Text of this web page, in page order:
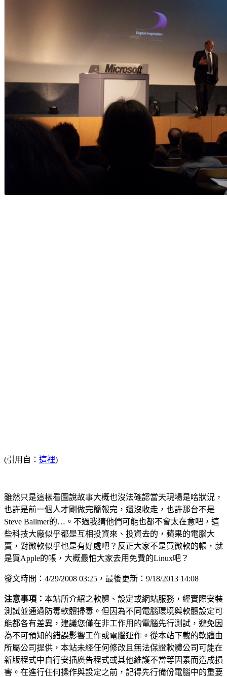
(引用自： 這裡)
雖然只是這樣看圖說故事大概也沒法確認當天現場是啥狀況，
也許是前一個人才剛做完簡報完，還沒收走，也許那台不是
Steve Ballmer的…。不過我猜他們可能也都不會太在意吧，這
些科技大廠似乎都是互相投資來、投資去的，蘋果的電腦大
賣，對微軟似乎也是有好處吧？反正大家不是買微軟的帳，就
是買Apple的帳，大概最怕大家去用免費的Linux吧？
發文時間：4/29/2008 03:25，最後更新：9/18/2013 14:08
注意事項： 本站所介紹之軟體、設定或網站服務，經實際安裝
測試並通過防毒軟體掃毒。但因為不同電腦環境與軟體設定可
能都各有差異，建議您僅在非工作用的電腦先行測試，避免因
為不可預知的錯誤影響工作或電腦運作。從本站下載的軟體由
所屬公司提供，本站未經任何修改且無法保證軟體公司可能在
新版程式中自行安插廣告程式或其他維護不當等因素而造成損
害。在進行任何操作與設定之前，記得先行備份電腦中的重要